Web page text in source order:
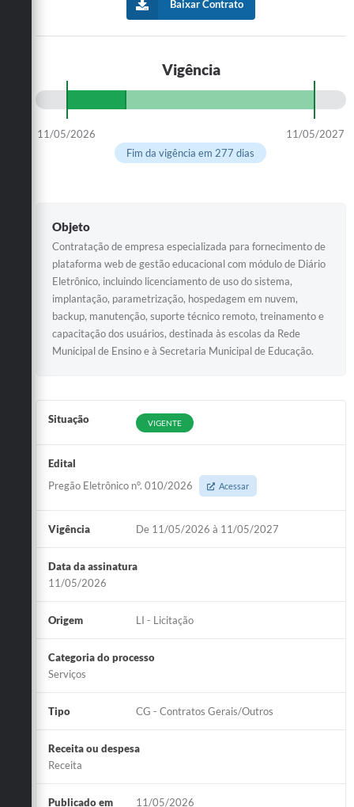
Baixar Contrato
Vigência
11/05/2026
11/05/2027
Fim da vigência em 277 dias
Objeto
Contratação de empresa especializada para fornecimento de
plataforma web de gestão educacional com módulo de Diário
Eletrônico, incluindo licenciamento de uso do sistema,
implantação, parametrização, hospedagem em nuvem,
backup, manutenção, suporte técnico remoto, treinamento e
capacitação dos usuários, destinada às escolas da Rede
Municipal de Ensino e à Secretaria Municipal de Educação.
Situação VIGENTE
Edital
Pregão Eletrônico n°. 010/2026
Acessar
Vigência De 11/05/2026 à 11/05/2027
Data da assinatura
11/05/2026
Origem LI - Licitação
Categoria do processo
Serviços
Tipo CG - Contratos Gerais/Outros
Receita ou despesa
Receita
Publicado em 11/05/2026